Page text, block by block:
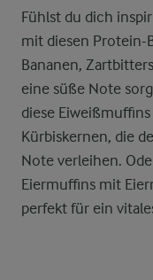
Fühlst du dich
mit diesen Protein-
Bananen,
eine süße Note
diese
Kürbiskernen, die
Note verleihen.
Eiermuffins mit
perfekt für ein